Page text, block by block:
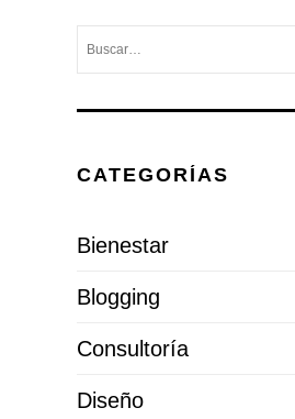
CATEGORÍAS
Bienestar
Blogging
Consultoría
Diseño